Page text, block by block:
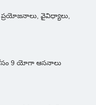
ప్రయోజనాలు, వైవిధ్యాలు,
9 యోగా ఆసనాలు